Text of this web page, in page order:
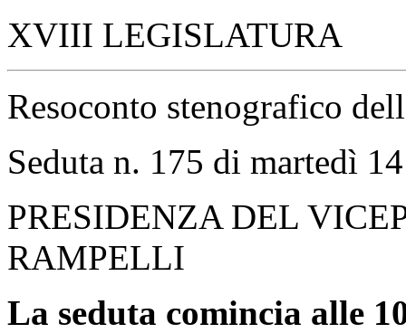
XVIII LEGISLATURA
Resoconto stenografico
Seduta n. 175 di martedì
PRESIDENZA DEL
RAMPELLI
La seduta comincia alle